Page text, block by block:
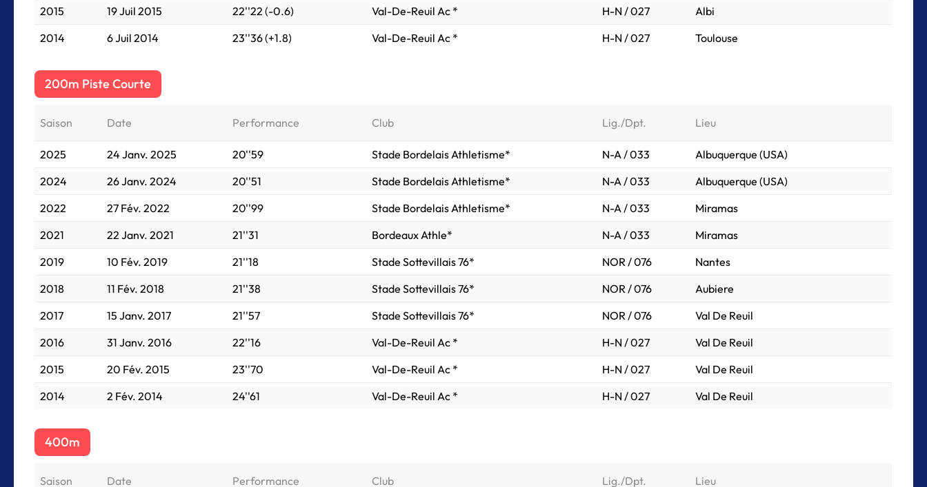
2015
19 Juil 2015 22''22 (-0.6) Val-De-Reuil Ac * H-N / 027
Albi
2014
6 Juil 2014 23''36 (+1.8) Val-De-Reuil Ac * H-N / 027 Toulouse
200m Piste Courte
Saison Date Performance Club Lig./Dpt. Lieu
2025 24 Janv. 2025 20''59 Stade Bordelais Athletisme* N-A / 033
Albuquerque (USA)
2024
26 Janv. 2024 20''51 Stade Bordelais Athletisme* N-A / 033
Albuquerque (USA)
2022
27 Fév. 2022 20''99 Stade Bordelais Athletisme* N-A / 033
Miramas
2021
22 Janv. 2021 21''31 Bordeaux Athle* N-A / 033
Miramas
2019
10 Fév. 2019 21''18 Stade Sottevillais 76* NOR / 076
Nantes
2018
11 Fév. 2018 21''38 Stade Sottevillais 76* NOR / 076
Aubiere
2017
15 Janv. 2017 21''57 Stade Sottevillais 76* NOR / 076
Val De Reuil
2016
31 Janv. 2016 22''16 Val-De-Reuil Ac * H-N / 027
Val De Reuil
2015
20 Fév. 2015 23''70 Val-De-Reuil Ac * H-N / 027
Val De Reuil
2014
2 Fév. 2014 24''61 Val-De-Reuil Ac * H-N / 027 Val De Reuil
400m
Saison Date Performance Club Lig./Dpt. Lieu